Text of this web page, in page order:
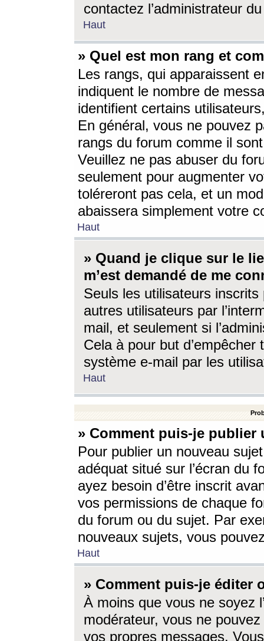
contactez l’administrateur
Haut
» Quel est mon rang et
Les rangs, qui apparaissent
indiquent le nombre de
identifient certains
En général, vous ne pouvez
rangs du forum comme il
Veuillez ne pas abuser du
seulement pour augmenter
toléreront pas cela, et un
abaissera simplement votre
Haut
» Quand je clique sur le
m’est demandé de me
Seuls les utilisateurs
autres utilisateurs par
mail, et seulement si
Cela à pour but
système e-mail par les
Haut
» Comment puis-je
Pour publier un nouveau
adéquat situé sur l’écran du
ayez besoin d’être inscrit
vos permissions de chaque
du forum ou du sujet. Par
nouveaux sujets, vous
Haut
» Comment puis-je éditer
À moins que vous ne soyez
modérateur, vous ne
vos propres messages.